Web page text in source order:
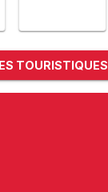
artisanat et
légendaire.
TOURISTIQUES